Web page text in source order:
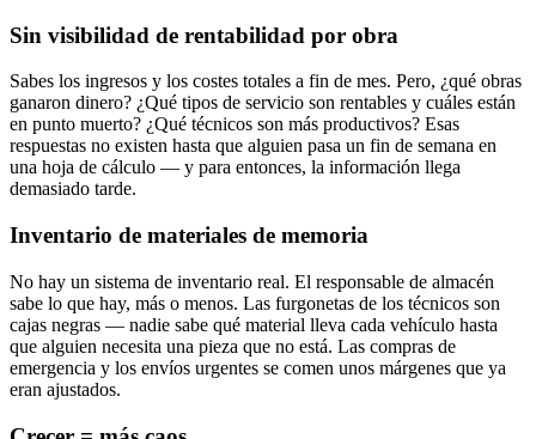
Sin visibilidad de rentabilidad por obra
Sabes los ingresos y los costes totales a fin de mes. Pero, ¿qué obras
ganaron dinero? ¿Qué tipos de servicio son rentables y cuáles están
en punto muerto? ¿Qué técnicos son más productivos? Esas
respuestas no existen hasta que alguien pasa un fin de semana en
una hoja de cálculo — y para entonces, la información llega
demasiado tarde.
Inventario de materiales de memoria
No hay un sistema de inventario real. El responsable de almacén
sabe lo que hay, más o menos. Las furgonetas de los técnicos son
cajas negras — nadie sabe qué material lleva cada vehículo hasta
que alguien necesita una pieza que no está. Las compras de
emergencia y los envíos urgentes se comen unos márgenes que ya
eran ajustados.